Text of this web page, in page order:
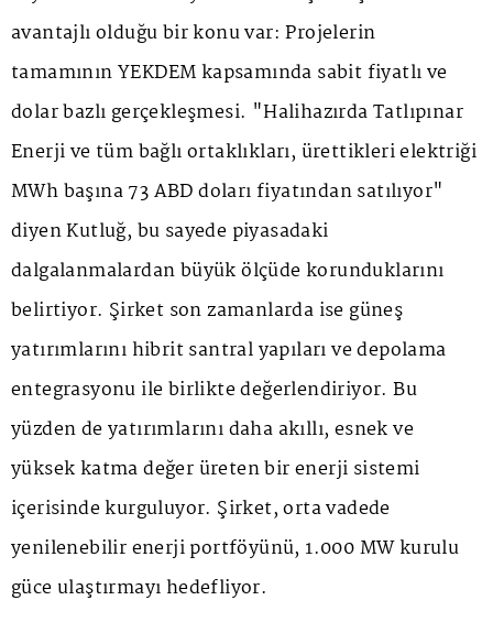
avantajlı olduğu bir konu var: Projelerin
tamamının YEKDEM kapsamında sabit fiyatlı ve
dolar bazlı gerçekleşmesi. "Halihazırda Tatlıpınar
Enerji ve tüm bağlı ortaklıkları, ürettikleri elektriği
MWh başına 73 ABD doları fiyatından satılıyor"
diyen Kutluğ, bu sayede piyasadaki
dalgalanmalardan büyük ölçüde korunduklarını
belirtiyor. Şirket son zamanlarda ise güneş
yatırımlarını hibrit santral yapıları ve depolama
entegrasyonu ile birlikte değerlendiriyor. Bu
yüzden de yatırımlarını daha akıllı, esnek ve
yüksek katma değer üreten bir enerji sistemi
içerisinde kurguluyor. Şirket, orta vadede
yenilenebilir enerji portföyünü, 1.000 MW kurulu
güce ulaştırmayı hedefliyor.